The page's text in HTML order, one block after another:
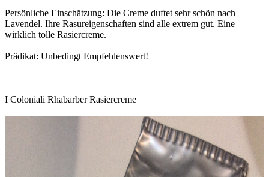
Persönliche Einschätzung: Die Creme duftet sehr schön nach
Lavendel. Ihre Rasureigenschaften sind alle extrem gut. Eine
wirklich tolle Rasiercreme.
Prädikat: Unbedingt Empfehlenswert!
I Coloniali Rhabarber Rasiercreme